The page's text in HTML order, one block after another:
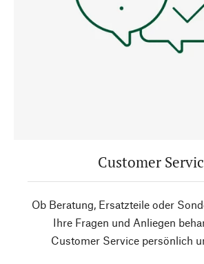
Customer
Ob Beratung, Ersatzteile oder
Ihre Fragen und Anliegen
Customer Service persönlich